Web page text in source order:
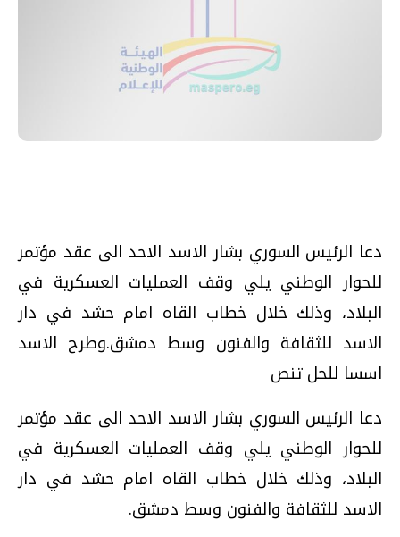
دعا الرئيس السوري بشار الاسد الاحد الى عقد مؤتمر
للحوار الوطني يلي وقف العمليات العسكرية في
البلاد، وذلك خلال خطاب القاه امام حشد في دار
الاسد للثقافة والفنون وسط دمشق.وطرح الاسد
اسسا للحل تنص
دعا الرئيس السوري بشار الاسد الاحد الى عقد مؤتمر
للحوار الوطني يلي وقف العمليات العسكرية في
البلاد، وذلك خلال خطاب القاه امام حشد في دار
الاسد للثقافة والفنون وسط دمشق.